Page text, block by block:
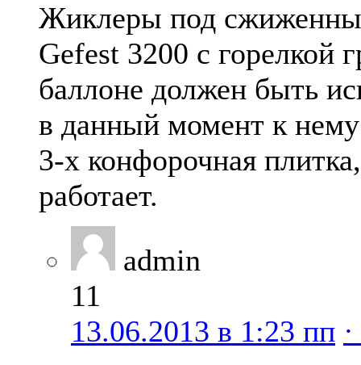
Жиклеры под
Gefest 3200 с горелкой
баллоне должен быть
в данный момент к
3-х конфорочная
работает.
admin
11
13.06.2013 в 1:23 пп